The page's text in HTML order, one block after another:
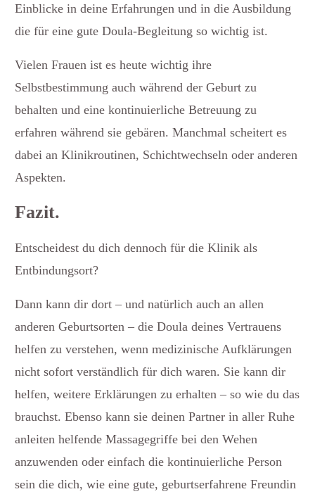
Einblicke in deine Erfahrungen und in die Ausbildung
die für eine gute Doula-Begleitung so wichtig ist.
Vielen Frauen ist es heute wichtig ihre
Selbstbestimmung auch während der Geburt zu
behalten und eine kontinuierliche Betreuung zu
erfahren während sie gebären. Manchmal scheitert es
dabei an Klinikroutinen, Schichtwechseln oder anderen
Aspekten.
Fazit.
Entscheidest du dich dennoch für die Klinik als
Entbindungsort?
Dann kann dir dort – und natürlich auch an allen
anderen Geburtsorten – die Doula deines Vertrauens
helfen zu verstehen, wenn medizinische Aufklärungen
nicht sofort verständlich für dich waren. Sie kann dir
helfen, weitere Erklärungen zu erhalten – so wie du das
brauchst. Ebenso kann sie deinen Partner in aller Ruhe
anleiten helfende Massagegriffe bei den Wehen
anzuwenden oder einfach die kontinuierliche Person
sein die dich, wie eine gute, geburtserfahrene Freundin